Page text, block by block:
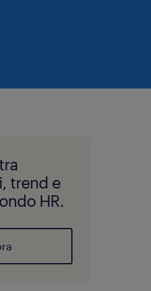
trend e
HR.